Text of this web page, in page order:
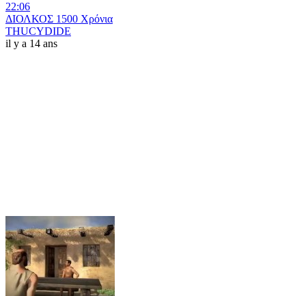
22:06
ΔΙΟΛΚΟΣ 1500 Χρόνια
THUCYDIDE
il y a 14 ans